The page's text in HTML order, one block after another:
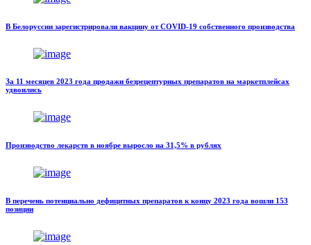
В Белоруссии зарегистрировали вакцину от COVID-19 собственного производства
За 11 месяцев 2023 года продажи безрецептурных препаратов на маркетплейсах
удвоились
Производство лекарств в ноябре выросло на 31,5% в рублях
В перечень потенциально дефицитных препаратов к концу 2023 года вошли 153
позиции